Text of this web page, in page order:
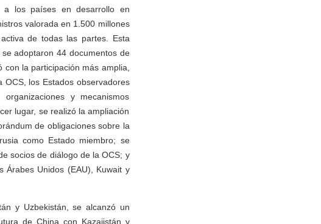
a los países en desarrollo en
valorada en 1.500 millones
de todas las partes. Esta
adoptaron 44 documentos de
la participación más amplia,
los Estados observadores
y mecanismos
lugar, se realizó la ampliación
de obligaciones sobre la
como Estado miembro; se
socios de diálogo de la OCS; y
Árabes Unidos (EAU), Kuwait y
y Uzbekistán, se alcanzó un
de China con Kazajistán y